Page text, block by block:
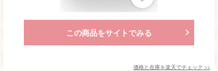
この商品をサイトでみる
価格と在庫を楽天でチェック >>